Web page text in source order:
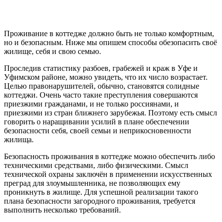
Проживание в коттедже должно быть не только комфортным,
но и безопасным. Ниже мы опишем способы обезопасить своё
жилище, себя и свою семью.
Проследив статистику разбоев, грабежей и краж в Уфе и
Уфимском районе, можно увидеть, что их число возрастает.
Целью правонарушителей, обычно, становятся солидные
коттеджи. Очень часто такие преступления совершаются
приезжими гражданами, и не только россиянами, и
приезжими из стран ближнего зарубежья. Поэтому есть смысл
говорить о наращивании усилий в плане обеспечении
безопасности себя, своей семьи и неприкосновенности
жилища.
Безопасность проживания в коттедже можно обеспечить либо
техническими средствами, либо физическими. Смысл
технической охраны заключён в применении искусственных
преград для злоумышленника, не позволяющих ему
проникнуть в жилище. Для успешной реализации такого
плана безопасности загородного проживания, требуется
выполнить несколько требований.